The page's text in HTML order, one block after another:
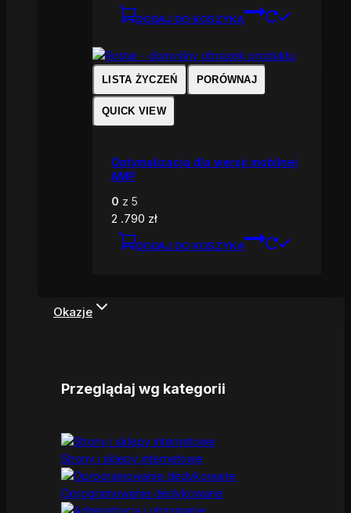
DODAJ DO KOSZYKA
LISTA ŻYCZEŃ PORÓWNAJ
QUICK VIEW
Optymalizacja dla wersji mobilnej
AMP
0 z 5
2 .790 zł
DODAJ DO KOSZYKA
Okazje
Przeglądaj wg kategorii
Strony i sklepy internetowe
Oprogramowanie dedykowane